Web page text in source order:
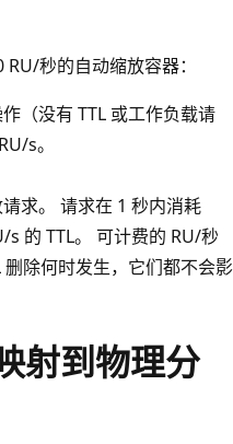
秒的自动缩放容器：
（没有 TTL 或工作负载请
s。
求。 请求在 1 秒内消耗
s 的 TTL。 可计费的 RU/秒
除何时发生，它们都不会影
射到物理分